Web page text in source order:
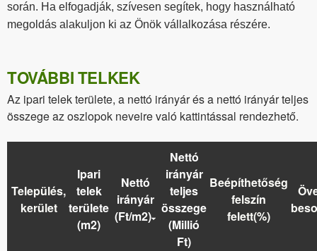
során. Ha elfogadják, szívesen segítek, hogy használható
megoldás alakuljon ki az Önök vállalkozása részére.
TOVÁBBI TELKEK
Az ipari telek területe, a nettó irányár és a nettó irányár teljes
összege az oszlopok neveire való kattintással rendezhető.
Település,
kerület
Ipari
telek
területe
(m2)
Nettó
irányár
(Ft/m2)
Nettó
irányár
teljes
összege
(Millió
Ft)
Beépíthetőség
felszín
felett(%)